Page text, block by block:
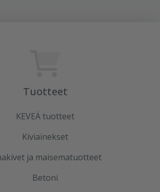
Tuotteet
KEVEÄ tuotteet
Kiviainekset
ja maisematuotteet
Betoni